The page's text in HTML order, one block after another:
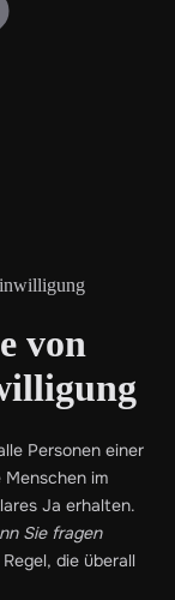
von
Personen einer
Menschen im
Ja erhalten.
Sie fragen
die überall